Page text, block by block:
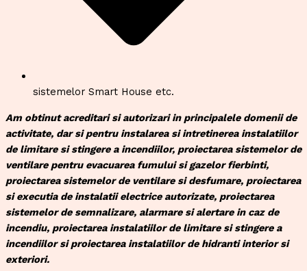
sistemelor Smart House etc.
Am obtinut acreditari si autorizari in principalele domenii de
activitate, dar si pentru instalarea si intretinerea instalatiilor
de limitare si stingere a incendiilor, proiectarea sistemelor de
ventilare pentru evacuarea fumului si gazelor fierbinti,
proiectarea sistemelor de ventilare si desfumare, proiectarea
si executia de instalatii electrice autorizate, proiectarea
sistemelor de semnalizare, alarmare si alertare in caz de
incendiu, proiectarea instalatiilor de limitare si stingere a
incendiilor si proiectarea instalatiilor de hidranti interior si
exteriori.